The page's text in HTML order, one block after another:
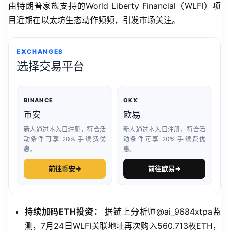
由特朗普家族支持的World Liberty Financial（WLFI）项
目近期在以太坊生态动作频频，引发市场关注。
EXCHANGES
选择交易平台
BINANCE
币安
新人通过本入口注册，符合活
动条件可享 20% 手续费优
惠。
前往币安→
OKX
欧易
新人通过本入口注册，符合活
动条件可享 20% 手续费优
惠。
前往欧易→
持续加码ETH投资：
据链上分析师@ai_9684xtpa监
测，7月24日WLFI关联地址再次购入560.713枚ETH，